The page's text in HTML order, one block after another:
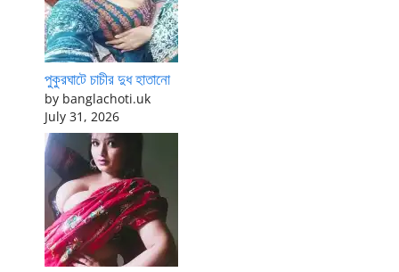
পুকুরঘাটে চাচীর দুধ হাতানো
by banglachoti.uk
July 31, 2026